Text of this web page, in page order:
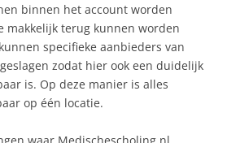
binnen het account worden
makkelijk terug kunnen worden
specifieke aanbieders van
zodat hier ook een duidelijk
is. Op deze manier is alles
op één locatie.